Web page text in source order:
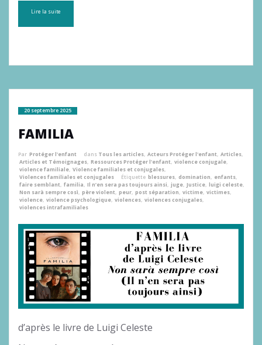
Lire la suite
20 septembre 2025
FAMILIA
Par Protéger l'enfant dans Tous les articles, Acteurs Protéger l'enfant, Articles,
Articles et Témoignages, Ressources Protéger l'enfant, violence conjugale,
violence familiale, Violence familiales et conjugales,
Violences familiales et conjugales
Étiquette blessures, domination, enfants,
faire semblant, familia, Il n’en sera pas toujours ainsi, juge, Justice, luigi celeste,
Non sarà sempre così, père violent, peur, post séparation, victime, victimes,
violence, violence psychologique, violences, violences conjugales,
violences intrafamiliales
d’après le livre de Luigi Celeste